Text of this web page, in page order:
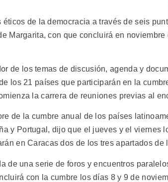
de la democracia a través de seis
Margarita, con que concluirá en noviembre
de los temas de discusión, agenda y
los 21 países que participarán en la
la carrera de reuniones previas al
de la cumbre anual de los países
y Portugal, dijo que el jueves y el viernes
en Caracas dos de los tres apartados de
de una serie de foros y encuentros
con la cumbre los días 8 y 9 de